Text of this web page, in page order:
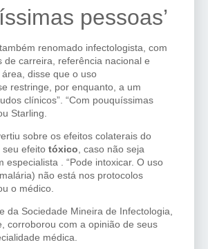
pessoas’
renomado infectologista, com
de carreira, referência nacional e
disse que o uso
restringe, por enquanto, a um
clínicos”. “Com pouquíssimas
Starling.
sobre os efeitos colaterais do
efeito tóxico , caso não seja
especialista . “Pode intoxicar. O uso
não está nos protocolos
o médico.
da Sociedade Mineira de Infectologia,
corroborou com a opinião de seus
médica.